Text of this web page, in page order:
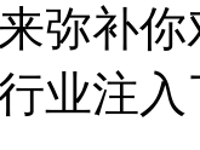
弥补
业注